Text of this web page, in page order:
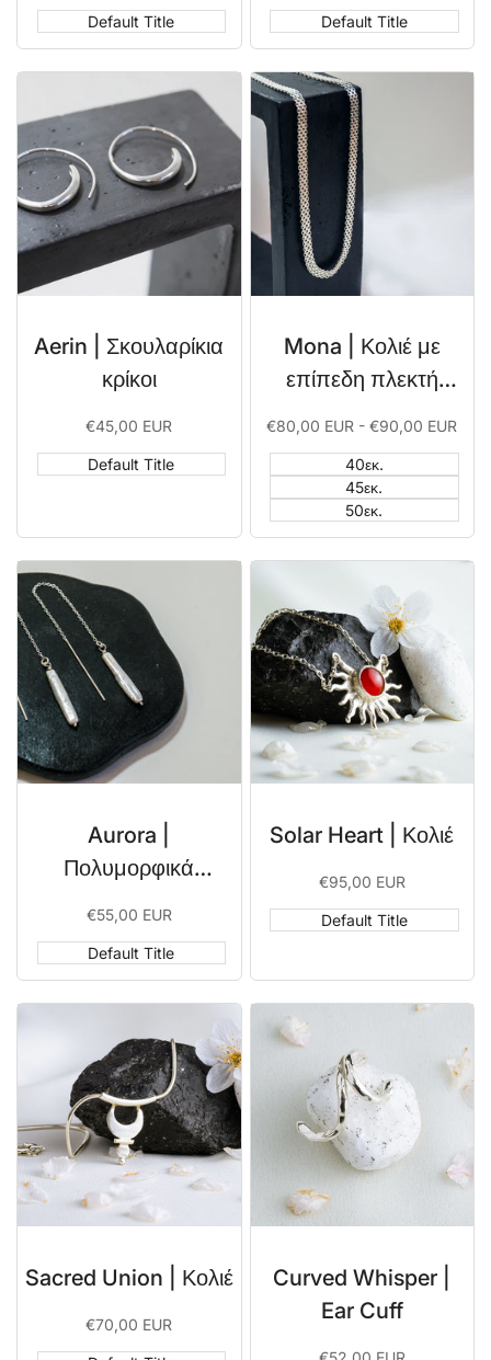
Default Title
Default Title
Aerin | Σκουλαρίκια
κρίκοι
Sale
price
€45,00 EUR
Default Title
Mona | Κολιέ με
επίπεδη πλεκτή
Sale
price
€80,00 EUR -€90,00 EUR
40εκ.
45εκ.
50εκ.
Aurora |
Πολυμορφικά
Sale
price
€55,00 EUR
Default Title
Solar Heart | Κολιέ
Sale
price
€95,00 EUR
Default Title
Sacred Union | Κολιέ
Sale
price
€70,00 EUR
Curved Whisper |
Ear Cuff